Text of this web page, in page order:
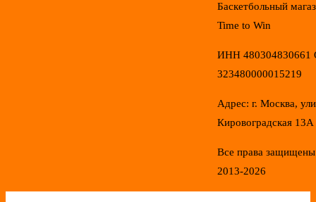
Баскетбольный
Time to Win
ИНН 480304830661
323480000015219
Адрес: г. Москва,
Кировоградская 13А
Все права
2013-2026